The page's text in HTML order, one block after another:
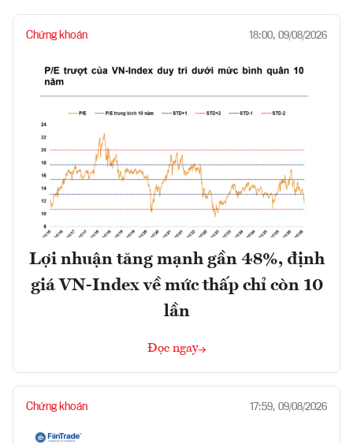
Chứng khoán 18:00, 09/08/2026
Lợi nhuận tăng mạnh gần 48%, định
giá VN-Index về mức thấp chỉ còn 10
lần
Đọc ngay
Chứng khoán 17:59, 09/08/2026